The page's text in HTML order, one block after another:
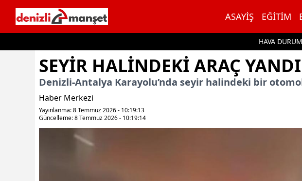
ASAYIŞ EĞITIM
HAVA
İçeriğe geç
SEYİR HALİNDEKİ ARAÇ YANDI
Denizli-Antalya Karayolu’nda seyir halindeki bir
Haber Merkezi
Yayınlanma: 8 Temmuz 2026 - 10:19:13
Güncelleme: 8 Temmuz 2026 - 10:19:14